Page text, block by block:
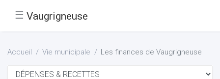
☰ Vaugrigneuse
Accueil Vie municipale Les finances de Vaugrigneuse